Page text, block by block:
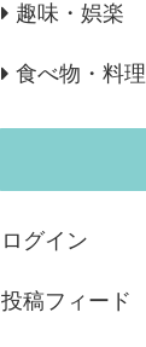
趣味・娯楽
食べ物・料理
ログイン
投稿フィード